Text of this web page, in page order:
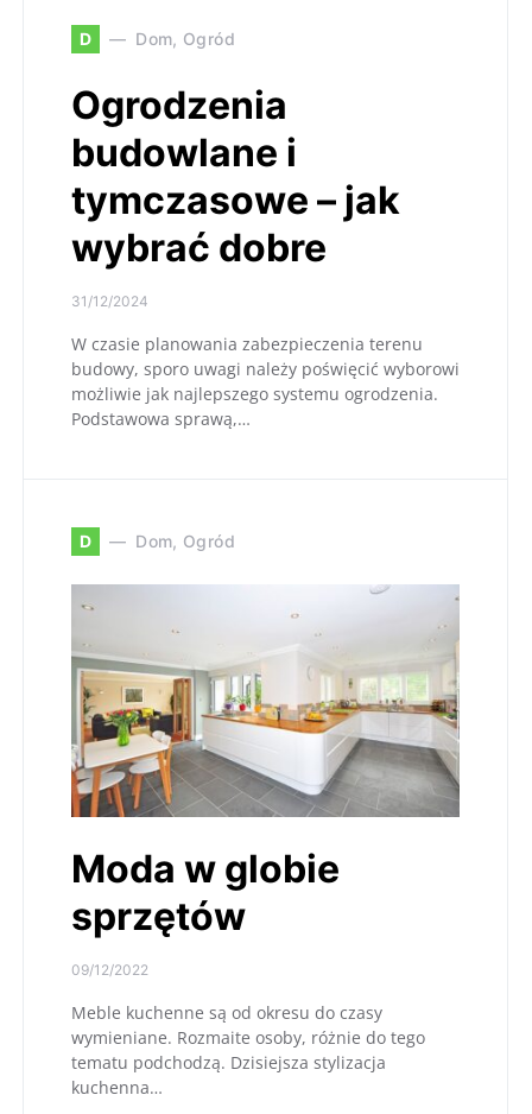
D Dom, Ogród
Ogrodzenia
budowlane i
tymczasowe – jak
wybrać dobre
31/12/2024
W czasie planowania zabezpieczenia terenu
budowy, sporo uwagi należy poświęcić wyborowi
możliwie jak najlepszego systemu ogrodzenia.
Podstawowa sprawą,…
D Dom, Ogród
Moda w globie
sprzętów
09/12/2022
Meble kuchenne są od okresu do czasy
wymieniane. Rozmaite osoby, różnie do tego
tematu podchodzą. Dzisiejsza stylizacja
kuchenna…